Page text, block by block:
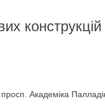
просп. Академіка